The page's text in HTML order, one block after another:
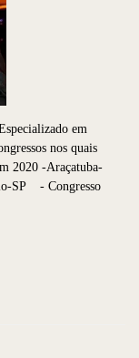
em
nos quais
2020 -Araçatuba-
SP - Congresso